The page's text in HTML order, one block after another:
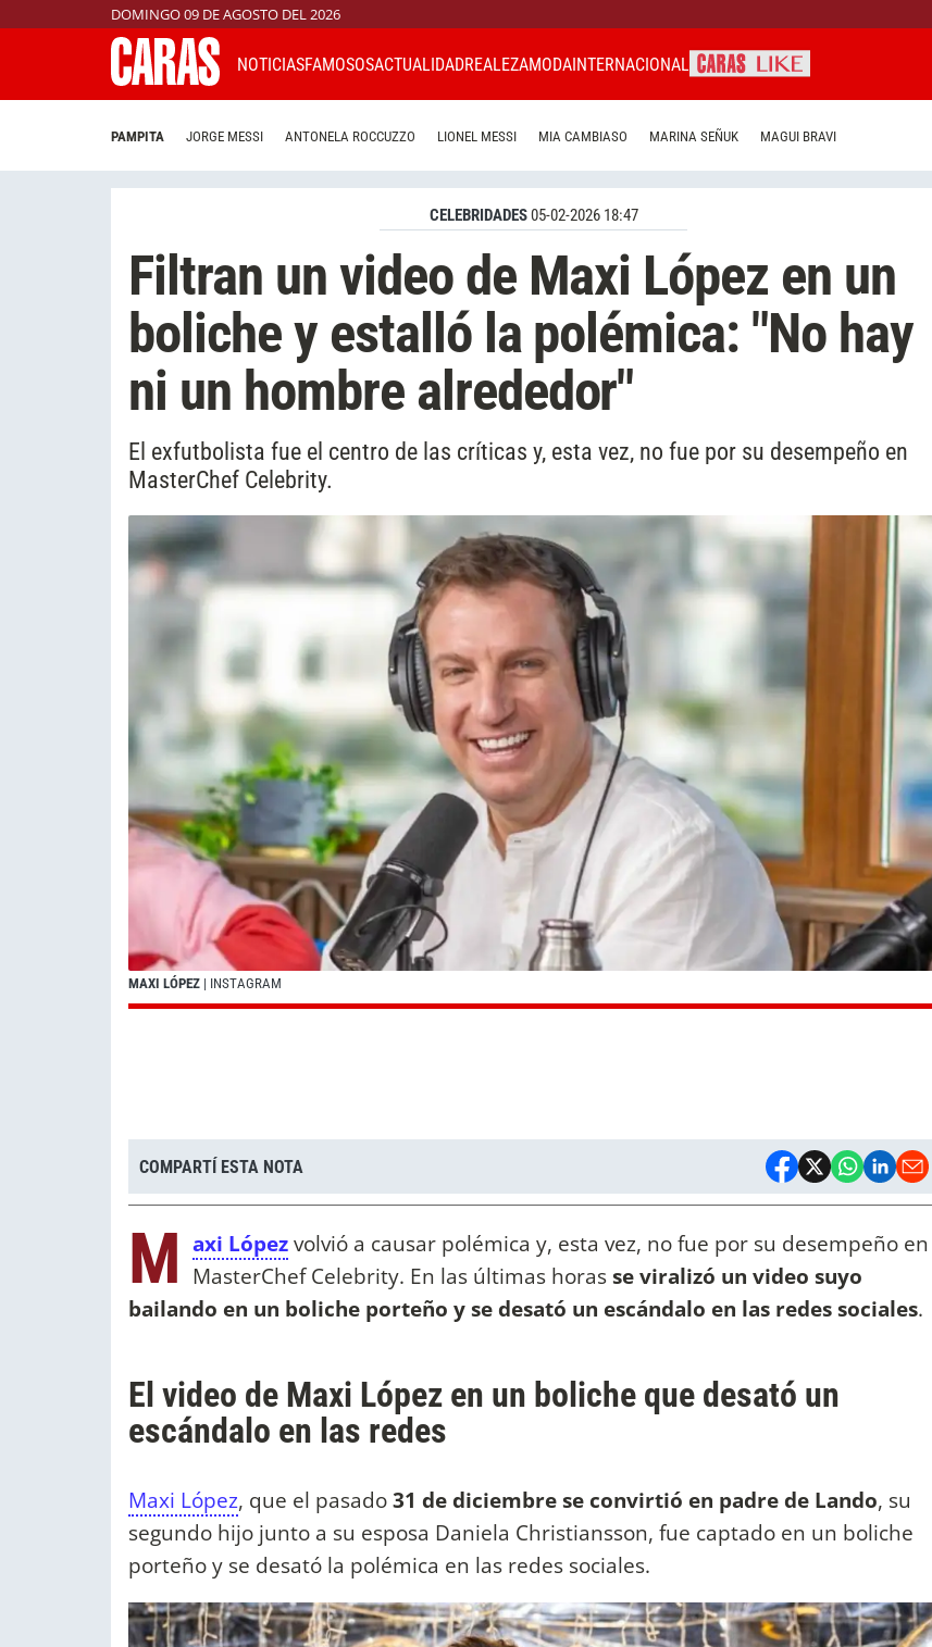
DOMINGO 09 DE AGOSTO DEL 2026
NOTICIASFAMOSOSACTUALIDADREALEZAMODAINTERNACIONAL
PAMPITA JORGE MESSI ANTONELA ROCCUZZO LIONEL MESSI MIA CAMBIASO MARINA SEÑUK MAGUI BRAVI
CELEBRIDADES05-02-2026 18:47
Filtran un video de Maxi López en un
boliche y estalló la polémica: "No hay
ni un hombre alrededor"
El exfutbolista fue el centro de las críticas y, esta vez, no fue por su desempeño en
MasterChef Celebrity.
MAXI LÓPEZ | INSTAGRAM
COMPARTÍ ESTA NOTA
M axi Lópezvolvió a causar polémica y, esta vez, no fue por su desempeño en
MasterChef Celebrity. En las últimas horasse viralizó un video suyo
bailando en un boliche porteño y se desató un escándalo en las redes sociales.
El video de Maxi López en un boliche que desató un
escándalo en las redes
Maxi López, que el pasado31 de diciembre se convirtió en padre de Lando, su
segundo hijo junto a su esposa Daniela Christiansson, fue captado en un boliche
porteño y se desató la polémica en las redes sociales.